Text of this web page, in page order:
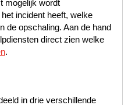
mogelijk wordt
incident heeft, welke
de opschaling. Aan de hand
direct zien welke
.
in drie verschillende